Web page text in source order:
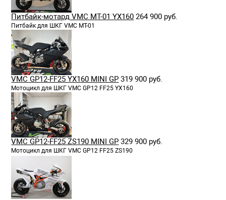
Питбайк-мотард VMC MT-01 YX160 264 900 руб.
Питбайк для ШКГ VMC MT-01
VMC GP12-FF25 YX160 MINI GP 319 900 руб.
Мотоцикл для ШКГ VMC GP12 FF25 YX160
VMC GP12-FF25 ZS190 MINI GP 329 900 руб.
Мотоцикл для ШКГ VMC GP12 FF25 ZS190